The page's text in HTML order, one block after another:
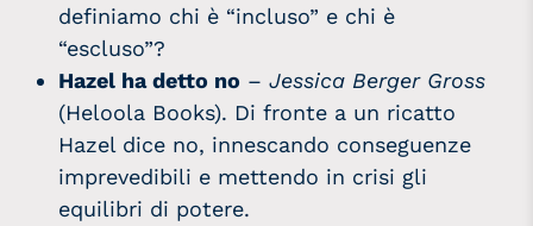
definiamo chi è “incluso” e chi è
“escluso”?
Hazel ha detto no –Jessica Berger Gross
(Heloola Books). Di fronte a un ricatto
Hazel dice no, innescando conseguenze
imprevedibili e mettendo in crisi gli
equilibri di potere.